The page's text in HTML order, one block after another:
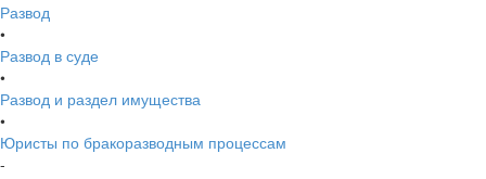
Развод
•
Развод в суде
•
Развод и раздел имущества
•
Юристы по бракоразводным процессам
-